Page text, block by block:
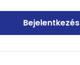
Bejelentkezés